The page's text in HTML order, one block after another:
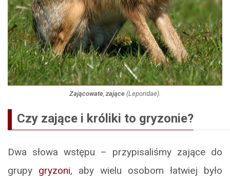
Zającowate zające (Leporidae).
Czy zające i króliki to gryzonie?
Dwa słowa wstępu – przypisaliśmy zające do
grupy gryzoni, aby wielu osobom łatwiej było